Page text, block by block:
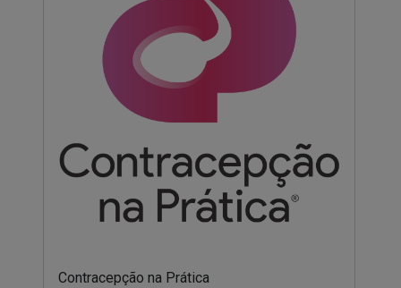
Contracepção na Prática